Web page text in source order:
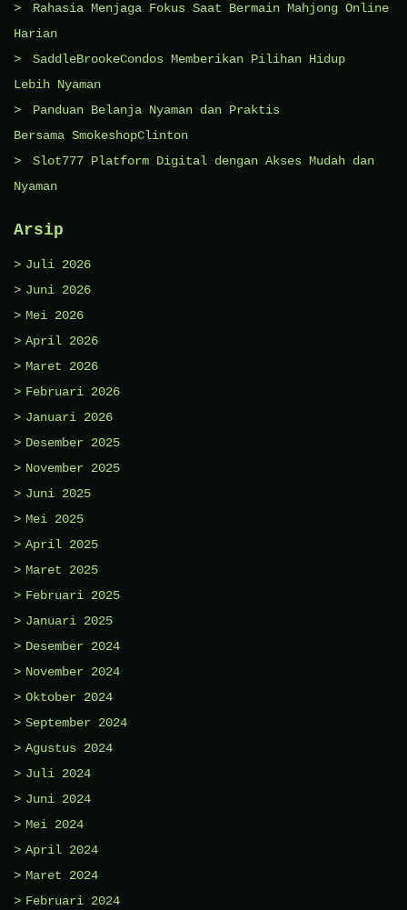
Rahasia Menjaga Fokus Saat Bermain Mahjong Online
Harian
SaddleBrookeCondos Memberikan Pilihan Hidup
Lebih Nyaman
Panduan Belanja Nyaman dan Praktis
Bersama SmokeshopClinton
Slot777 Platform Digital dengan Akses Mudah dan
Nyaman
Arsip
Juli 2026
Juni 2026
Mei 2026
April 2026
Maret 2026
Februari 2026
Januari 2026
Desember 2025
November 2025
Juni 2025
Mei 2025
April 2025
Maret 2025
Februari 2025
Januari 2025
Desember 2024
November 2024
Oktober 2024
September 2024
Agustus 2024
Juli 2024
Juni 2024
Mei 2024
April 2024
Maret 2024
Februari 2024